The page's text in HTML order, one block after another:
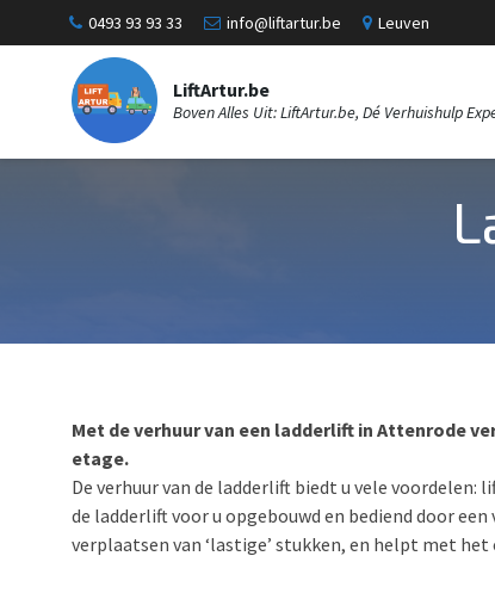
0493 93 93 33 info@liftartur.be Leuven
LiftArtur.be
Boven Alles Uit: LiftArtur.be, Dé Verhuishulp
Met de verhuur van een ladderlift in Attenrode
etage.
De verhuur van de ladderlift biedt u vele
de ladderlift voor u opgebouwd en bediend door
verplaatsen van ‘lastige’ stukken, en helpt met